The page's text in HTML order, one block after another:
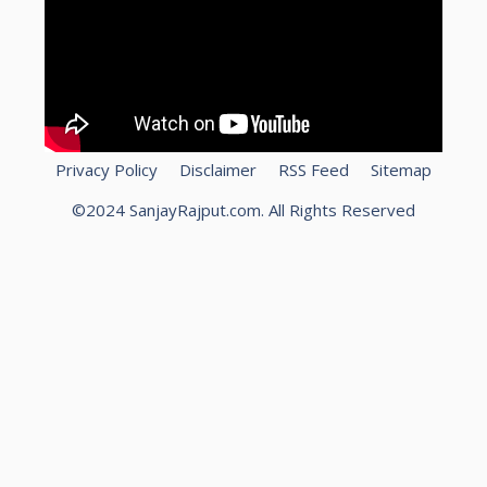
Privacy Policy Disclaimer RSS Feed
Sitemap
©2024 SanjayRajput.com. All Rights Reserved